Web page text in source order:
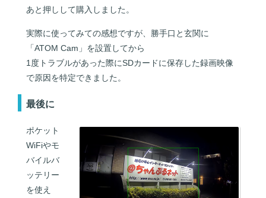
あと押しして購入しました。
実際に使ってみての感想ですが、勝手口と玄関に
「ATOM Cam」を設置してから
1度トラブルがあった際にSDカードに保存した録画映像
で原因を特定できました。
最後に
ポケット
WiFiやモ
バイルバ
ッテリー
を使え